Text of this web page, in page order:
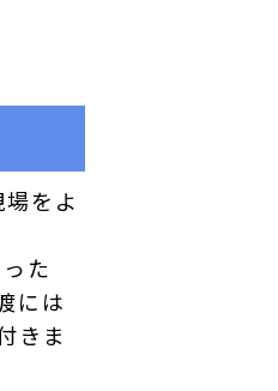
をよ
た
には
きま